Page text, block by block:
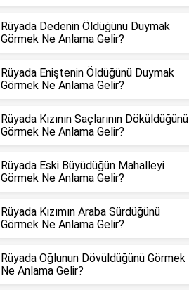
Rüyada Dedenin Öldüğünü Duymak
Görmek Ne Anlama Gelir?
Rüyada Eniştenin Öldüğünü Duymak
Görmek Ne Anlama Gelir?
Rüyada Kızının Saçlarının Döküldüğünü
Görmek Ne Anlama Gelir?
Rüyada Eski Büyüdüğün Mahalleyi
Görmek Ne Anlama Gelir?
Rüyada Kızımın Araba Sürdüğünü
Görmek Ne Anlama Gelir?
Rüyada Oğlunun Dövüldüğünü Görmek
Ne Anlama Gelir?